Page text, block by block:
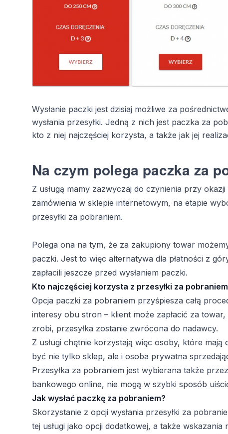
Wysłanie paczki jest dzisiaj możliwe za
wysłania przesyłki. Jedną z nich jest paczka za
kto z niej najczęściej korzysta, a także jak jej
Na czym polega paczka za
Z usługą mamy zazwyczaj do czynienia przy
zamówienia w sklepie internetowym, na etapie
przesyłki za pobraniem.
Polega ona na tym, że za zakupiony towar
paczki. Jest to więc alternatywa dla płatności z
zapłacili jeszcze przed wysłaniem paczki.
Kto najczęściej korzysta z przesyłki za
Opcja paczki za pobraniem przyśpiesza całą
interesy obu stron – klient może zapłacić za
zrobi, przesyłka zostanie zwrócona do nadawcy.
Z usługi chętnie korzystają więc osoby, które
być nie tylko sklep, ale i osoba prywatna
Przesyłka za pobraniem jest wybierana także
bankowego online, nie mogą w szybki sposób
Jak wysłać paczkę za pobraniem?
Skorzystanie z opcji wysłania przesyłki za
tej usługi jako opcji dodatkowej, a także